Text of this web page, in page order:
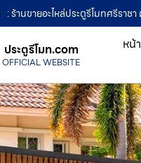
: ร้านขายอะไหล่ประตูรีโมทศรีรา
ประตูรีโมท.com
OFFICIAL WEBSITE
หน้